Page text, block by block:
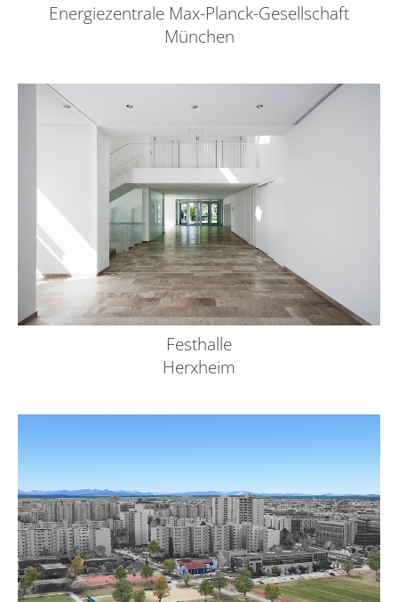
Energiezentrale Max-Planck-Gesellschaft
München
Festhalle
Herxheim